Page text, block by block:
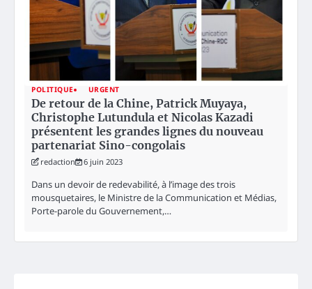
POLITIQUE URGENT
De retour de la Chine, Patrick Muyaya,
Christophe Lutundula et Nicolas Kazadi
présentent les grandes lignes du nouveau
partenariat Sino-congolais
redaction 6 juin 2023
Dans un devoir de redevabilité, à l’image des trois
mousquetaires, le Ministre de la Communication et Médias,
Porte-parole du Gouvernement,…